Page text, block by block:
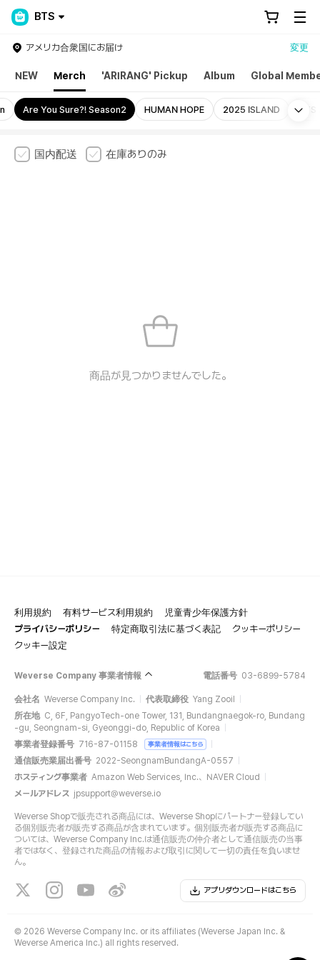
BTS
アメリカ合衆国にお届け 変更
NEW Merch 'ARIRANG' Pickup Album Global
Are You Sure?! Season2 HUMAN HOPE 2025 ISLAND BTS
国内配送 在庫ありのみ
商品が見つかりませんでした。
利用規約 有料サービス利用規約
児童青少年保護方針
プライバシーポリシー
特定商取引法に基づく表記
クッキーポリシー
クッキー設定
Weverse Company 事業者情報 電話番号 03-6899-5784
会社名 Weverse Company Inc. 代表取締役 Yang Zooil
所在地 C, 6F, PangyoTech-one Tower, 131, Bundangnaegok-ro, Bundang
-gu, Seongnam-si, Gyeonggi-do, Republic of Korea
事業者登録番号 716-87-01158 事業者情報はこちら
通信販売業届出番号 2022-SeongnamBundangA-0557
ホスティング事業者 Amazon Web Services, Inc.、NAVER Cloud
メールアドレス jpsupport@weverse.io
Weverse Shopで販売される商品には、Weverse Shopにパートナー登録してい
る個別販売者が販売する商品が含まれています。個別販売者が販売する商品に
ついては、Weverse Company Inc.は通信販売の仲介者として通信販売の当事
者ではなく、登録された商品の情報および取引に関して一切の責任を負いませ
ん。
アプリダウンロードはこちら
© 2026 Weverse Company Inc. or its affiliates (Weverse Japan Inc. &
Weverse America Inc.) all rights reserved.